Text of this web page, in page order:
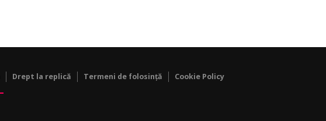
Drept la replică Termeni de folosință Cookie Policy